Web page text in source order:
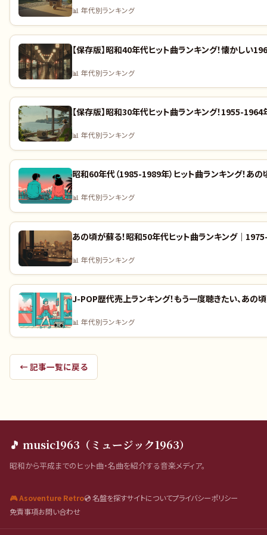
📊 年代別ランキング
【保存版】昭和40年代ヒット曲ランキング！懐かし
📊 年代別ランキング
【保存版】昭和30年代ヒット曲ランキング！1955-
📊 年代別ランキング
昭和60年代（1985-1989年）ヒット曲ランキング！あ
📊 年代別ランキング
あの頃が蘇る！昭和50年代ヒット曲ランキング｜
📊 年代別ランキング
J-POP歴代売上ランキング！もう一度聴きたい、あの
📊 年代別ランキング
← 記事一覧に戻る
🎵 music1963（ミュージック1963）
昭和から平成までのヒット曲・名曲を紹介する音楽メディア。
🎮 Asoventure Retro💿 名盤を探すサイトについてプライバシーポリシー
免責事項お問い合わせ